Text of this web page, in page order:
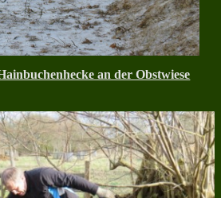
an der Obstwiese